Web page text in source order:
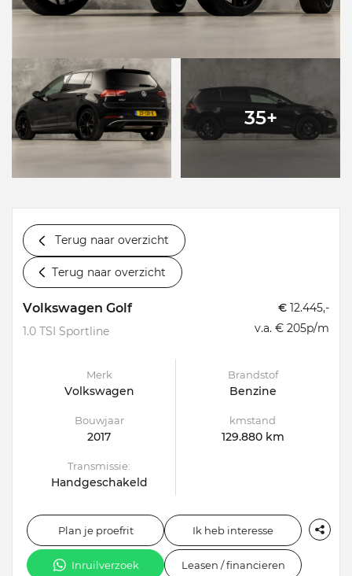
35+
Terug naar overzicht
Terug naar overzicht
Volkswagen Golf
1.0 TSI Sportline
€ 12.445,-
v.a. € 205p/m
Merk
Volkswagen
Brandstof
Benzine
Bouwjaar
2017
kmstand
129.880 km
Transmissie:
Handgeschakeld
Plan je proefrit Ik heb interesse
Inruilverzoek Leasen / financieren